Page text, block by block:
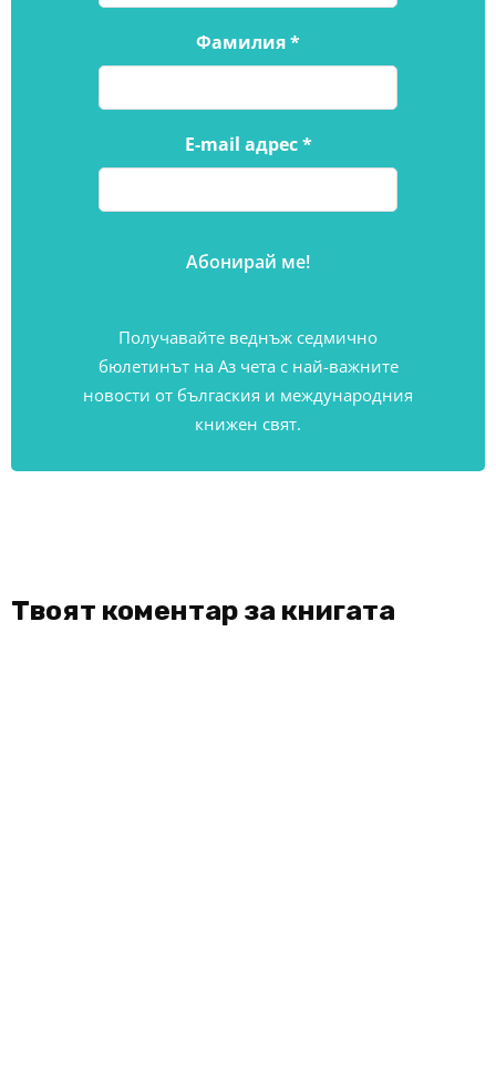
Фамилия*
E-mail адрес*
Получавайте веднъж седмично
бюлетинът на Аз чета с най-важните
новости от бългаския и международния
книжен свят.
Твоят коментар за книгата